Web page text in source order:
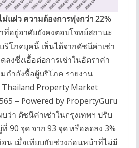
ม่แผ่ว ความต้องการพุ่งกว่า 22%
ที่อยู่อาศัยยังคงตอบโจทย์สถานะ
ริโภคยุคนี้ เห็นได้จากดัชนีค่าเช่า
งซึ่งเอื้อต่อการเช่าในอัตราค่า
กำลังซื้อผู้บริโภค รายงาน
Property Market
– Powered by PropertyGuru
บว่า ดัชนีค่าเช่าในกรุงเทพฯ ปรับ
90 จุด จาก 93 จุด หรือลดลง 3%
น เมื่อเทียบกับช่วงก่อนหน้าที่ไม่มี